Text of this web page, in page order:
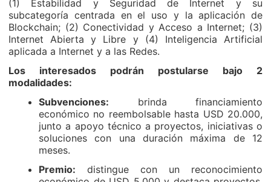
(1) Estabilidad y Seguridad de Internet y su
subcategoría centrada en el uso y la aplicación de
Blockchain; (2) Conectividad y Acceso a Internet; (3)
Internet Abierta y Libre y (4) Inteligencia Artificial
aplicada a Internet y a las Redes.
Los interesados podrán postularse bajo 2
modalidades:
Subvenciones: brinda financiamiento
económico no reembolsable hasta USD 20.000,
junto a apoyo técnico a proyectos, iniciativas o
soluciones con una duración máxima de 12
meses.
Premio: distingue con un reconocimiento